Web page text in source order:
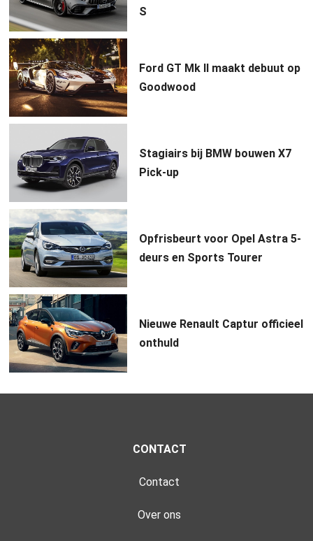
S
Ford GT Mk II maakt debuut op
Goodwood
Stagiairs bij BMW bouwen X7
Pick-up
Opfrisbeurt voor Opel Astra 5-
deurs en Sports Tourer
Nieuwe Renault Captur officieel
onthuld
CONTACT
Contact
Over ons